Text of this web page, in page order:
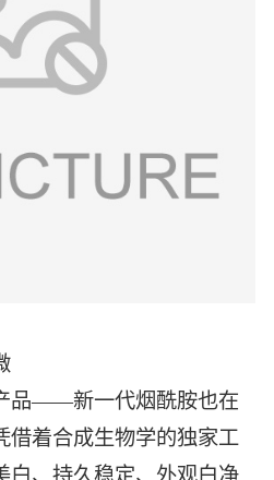
品——新一代烟酰胺也在
借着合成生物学的独家工
白、持久稳定、外观白净